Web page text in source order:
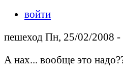
войти
пешеход Пн, 25/02/2008 -
А нах... вообще это